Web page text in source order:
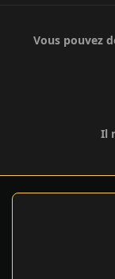
Vous pouvez
Il